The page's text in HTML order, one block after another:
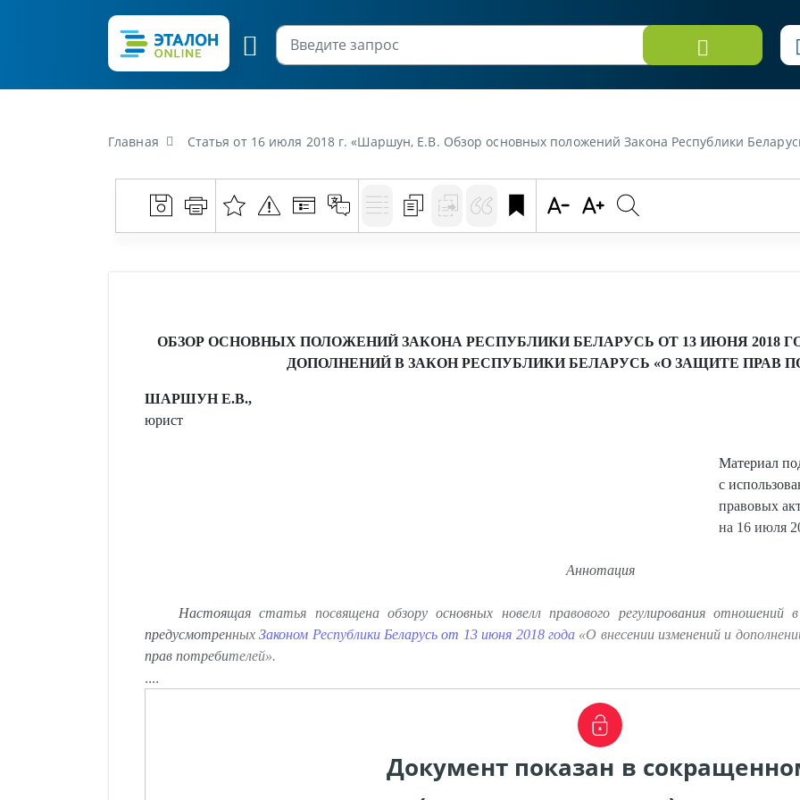
Главная Статья от 16 июля 2018 г. «Шаршун, Е.В. Обзор основных положений Закона Республики Беларусь от 13 июня 2018 года "О внесении изменений и
ОБЗОР ОСНОВНЫХ ПОЛОЖЕНИЙ ЗАКОНА РЕСПУБЛИКИ БЕЛАРУСЬ ОТ 13 ИЮНЯ 2018
ДОПОЛНЕНИЙ В ЗАКОН РЕСПУБЛИКИ БЕЛАРУСЬ «О ЗАЩИТЕ ПРАВ
ШАРШУН Е.В.,
юрист
Материал
с
правовых
на 16 июля
Аннотация
Настоящая статья посвящена обзору основных новелл правового регулирования
предусмотренных Законом Республики Беларусь от 13 июня 2018 года «О внесении изменений и
прав потребителей».
....
Документ показан в